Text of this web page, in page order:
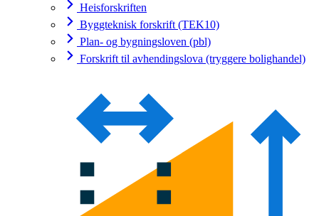
Heisforskriften
Byggteknisk forskrift (TEK10)
Plan- og bygningsloven (pbl)
Forskrift til avhendingslova (tryggere bolighandel)